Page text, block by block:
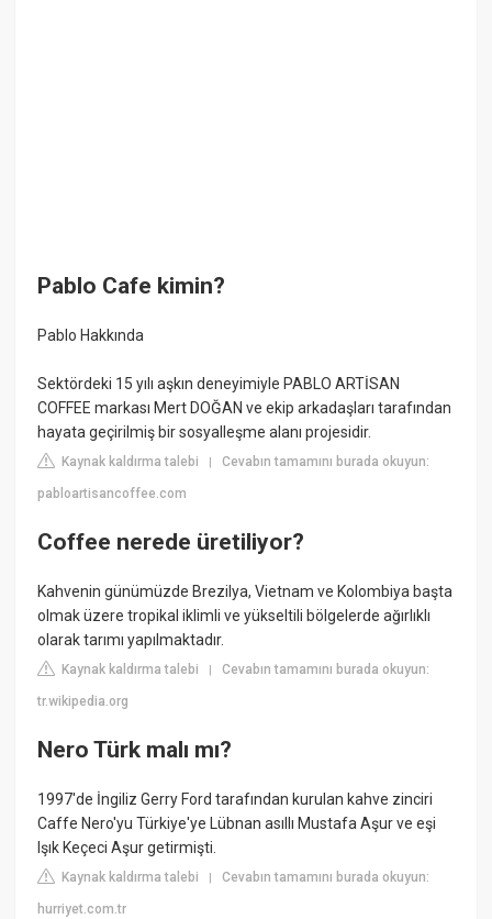
Pablo Cafe kimin?
Pablo Hakkında
Sektördeki 15 yılı aşkın deneyimiyle PABLO ARTİSAN
COFFEE markası Mert DOĞAN ve ekip arkadaşları tarafından
hayata geçirilmiş bir sosyalleşme alanı projesidir.
Kaynak kaldırma talebi |Cevabın tamamını burada okuyun:
pabloartisancoffee.com
Coffee nerede üretiliyor?
Kahvenin günümüzde Brezilya, Vietnam ve Kolombiya başta
olmak üzere tropikal iklimli ve yükseltili bölgelerde ağırlıklı
olarak tarımı yapılmaktadır.
Kaynak kaldırma talebi |Cevabın tamamını burada okuyun:
tr.wikipedia.org
Nero Türk malı mı?
1997'de İngiliz Gerry Ford tarafından kurulan kahve zinciri
Caffe Nero'yu Türkiye'ye Lübnan asıllı Mustafa Aşur ve eşi
Işık Keçeci Aşur getirmişti.
Kaynak kaldırma talebi |Cevabın tamamını burada okuyun:
hurriyet.com.tr